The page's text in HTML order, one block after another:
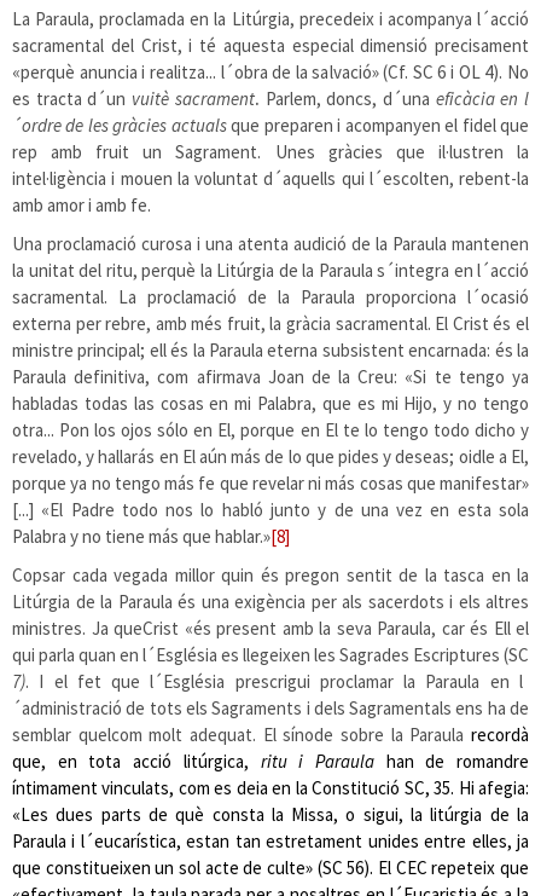
La Paraula, proclamada en la Litúrgia, precedeix i acompanya l´acció
sacramental del Crist, i té aquesta especial dimensió precisament
«perquè anuncia i realitza... l´obra de la salvació» (Cf. SC 6 i OL 4). No
es tracta d´un vuitè sacrament. Parlem, doncs, d´una eficàcia en l
´ordre de les gràcies actualsque preparen i acompanyen el fidel que
rep amb fruit un Sagrament. Unes gràcies que il·lustren la
intel·ligència i mouen la voluntat d´aquells qui l´escolten, rebent-la
amb amor i amb fe.
Una proclamació curosa i una atenta audició de la Paraula mantenen
la unitat del ritu, perquè la Litúrgia de la Paraula s´integra en l´acció
sacramental. La proclamació de la Paraula proporciona l´ocasió
externa per rebre, amb més fruit, la gràcia sacramental. El Crist és el
ministre principal; ell és la Paraula eterna subsistent encarnada: és la
Paraula definitiva, com afirmava Joan de la Creu: «Si te tengo ya
habladas todas las cosas en mi Palabra, que es mi Hijo, y no tengo
otra... Pon los ojos sólo en El, porque en El te lo tengo todo dicho y
revelado, y hallarás en El aún más de lo que pides y deseas; oidle a El,
porque ya no tengo más fe que revelar ni más cosas que manifestar»
[...] «El Padre todo nos lo habló junto y de una vez en esta sola
Palabra y no tiene más que hablar.»[8]
Copsar cada vegada millor quin és pregon sentit de la tasca en la
Litúrgia de la Paraula és una exigència per als sacerdots i els altres
ministres. Ja queCrist «és present amb la seva Paraula, car és Ell el
qui parla quan en l´Església es llegeixen les Sagrades Escriptures (SC
7). I el fet que l´Església prescrigui proclamar la Paraula en l
´administració de tots els Sagraments i dels Sagramentals ens ha de
semblar quelcom molt adequat. El sínode sobre la Paraula recordà
que, en tota acció litúrgica, ritu i Paraulahan de romandre
íntimament vinculats, com es deia en la Constitució SC, 35. Hi afegia:
«Les dues parts de què consta la Missa, o sigui, la litúrgia de la
Paraula i l´eucarística, estan tan estretament unides entre elles, ja
que constitueixen un sol acte de culte» (SC 56). El CEC repeteix que